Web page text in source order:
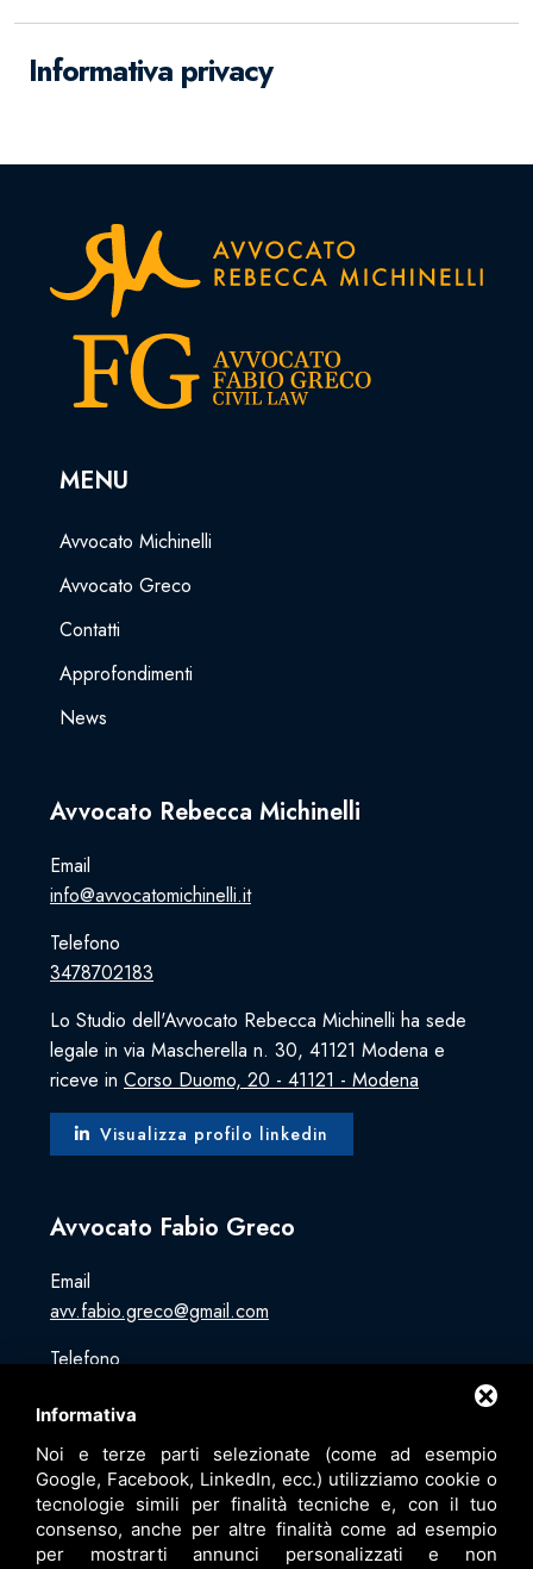
Informativa
Noi e terze parti selezionate (come ad esempio
Google, Facebook, LinkedIn, ecc.) utilizziamo cookie o
tecnologie simili per finalità tecniche e, con il tuo
consenso, anche per altre finalità come ad esempio
per mostrarti annunci personalizzati e non
Informativa privacy
MENU
Avvocato Michinelli
Avvocato Greco
Contatti
Approfondimenti
News
Avvocato Rebecca Michinelli
Email
info@avvocatomichinelli.it
Telefono
3478702183
Lo Studio dell'Avvocato Rebecca Michinelli ha sede
legale in via Mascherella n. 30, 41121 Modena e
riceve in Corso Duomo, 20 - 41121 - Modena
Visualizza profilo linkedin
Avvocato Fabio Greco
Email
avv.fabio.greco@gmail.com
Telefono
Via Zappiano, 1/L - 41012 Carpi
Indirizzo
Corso Duomo, 20 - 41121 - Modena